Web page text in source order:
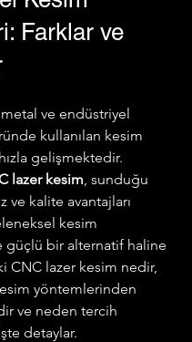
Farklar ve
ve endüstriyel
kullanılan kesim
gelişmektedir.
lazer kesim, sunduğu
ve kalite avantajları
kesim
güçlü bir alternatif haline
CNC lazer kesim nedir,
yöntemlerinden
ve neden tercih
detaylar.